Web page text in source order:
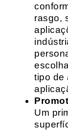
rasgo,
tipo de
Um